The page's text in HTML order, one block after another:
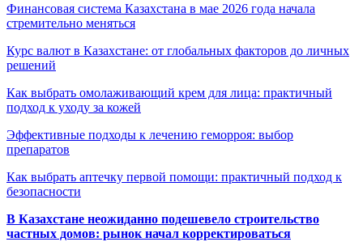
Финансовая система Казахстана в мае 2026 года начала
стремительно меняться
Курс валют в Казахстане: от глобальных факторов до личных
решений
Как выбрать омолаживающий крем для лица: практичный
подход к уходу за кожей
Эффективные подходы к лечению геморроя: выбор
препаратов
Как выбрать аптечку первой помощи: практичный подход к
безопасности
В Казахстане неожиданно подешевело строительство
частных домов: рынок начал корректироваться